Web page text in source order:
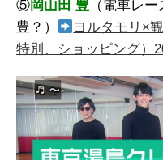
⑤岡山田 豊 （電車レ
豊？）
ヨルタモリ×
特別、ショッピング）